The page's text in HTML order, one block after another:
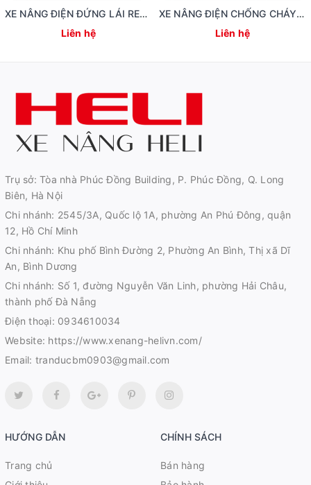
XE NÂNG ĐIỆN ĐỨNG LÁI REACH TRUCK 1.5 TẤN
Liên hệ
XE NÂNG ĐIỆN CHỐNG CHÁY NỔ
Liên hệ
Trụ sở: Tòa nhà Phúc Đồng Building, P. Phúc Đồng, Q. Long
Biên, Hà Nội
Chi nhánh: 2545/3A, Quốc lộ 1A, phường An Phú Đông, quận
12, Hồ Chí Minh
Chi nhánh: Khu phố Bình Đường 2, Phường An Bình, Thị xã Dĩ
An, Bình Dương
Chi nhánh: Số 1, đường Nguyễn Văn Linh, phường Hải Châu,
thành phố Đà Nẵng
Điện thoại: 0934610034
Website: https://www.xenang-helivn.com/
Email: tranducbm0903@gmail.com
HƯỚNG DẪN
Trang chủ
CHÍNH SÁCH
Bán hàng